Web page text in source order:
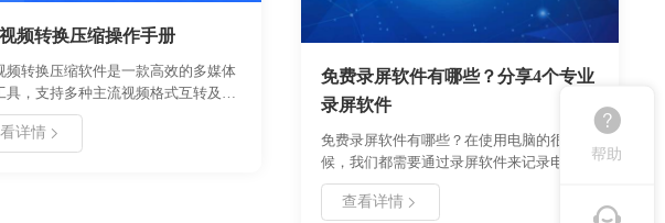
频转换压缩操作手册
频转换压缩软件是一款高效的多媒体
具，支持多种主流视频格式互转及智
压缩。本手册详细介绍了软件的安装
功能模块、操作流程及常见问题解决
详情
免费录屏软件有哪些？分享4个专业
录屏软件
免费录屏软件有哪些？在使用电脑的很多时
候，我们都需要通过录屏软件来记录电脑上
的内容。就像是你看到了一场精彩的视频，
且之后没有回放。怎么记录这场喜欢的直播
查看详情
帮助